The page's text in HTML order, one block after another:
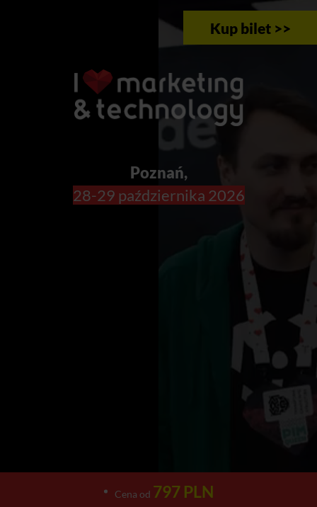
Kup bilet >>
Poznań,
28-29 października 2026
Cena od 797 PLN